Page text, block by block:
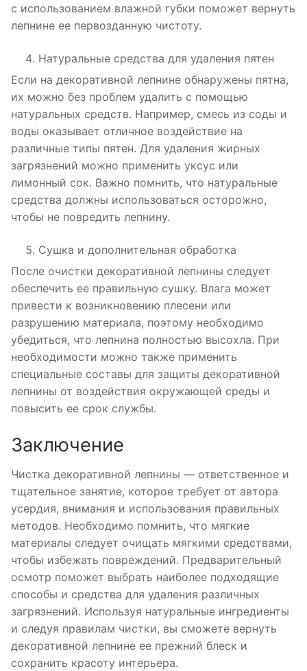
с использованием влажной губки поможет вернуть
лепнине ее первозданную чистоту.
Натуральные средства для удаления пятен
Если на декоративной лепнине обнаружены пятна,
их можно без проблем удалить с помощью
натуральных средств. Например, смесь из соды и
воды оказывает отличное воздействие на
различные типы пятен. Для удаления жирных
загрязнений можно применить уксус или
лимонный сок. Важно помнить, что натуральные
средства должны использоваться осторожно,
чтобы не повредить лепнину.
Сушка и дополнительная обработка
После очистки декоративной лепнины следует
обеспечить ее правильную сушку. Влага может
привести к возникновению плесени или
разрушению материала, поэтому необходимо
убедиться, что лепнина полностью высохла. При
необходимости можно также применить
специальные составы для защиты декоративной
лепнины от воздействия окружающей среды и
повысить ее срок службы.
Заключение
Чистка декоративной лепнины — ответственное и
тщательное занятие, которое требует от автора
усердия, внимания и использования правильных
методов. Необходимо помнить, что мягкие
материалы следует очищать мягкими средствами,
чтобы избежать повреждений. Предварительный
осмотр поможет выбрать наиболее подходящие
способы и средства для удаления различных
загрязнений. Используя натуральные ингредиенты
и следуя правилам чистки, вы сможете вернуть
декоративной лепнине ее прежний блеск и
сохранить красоту интерьера.